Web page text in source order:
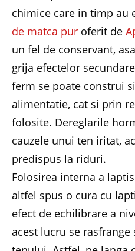
chimice care in timp au
de matca pur oferit de
un fel de conservant,
grija efectelor
ferm se poate construi
alimentatie, cat si prin
folosite. Dereglarile
cauzele unui ten iritat,
predispus la riduri.
Folosirea interna a
altfel spus o cura cu
efect de echilibrare a
acest lucru se